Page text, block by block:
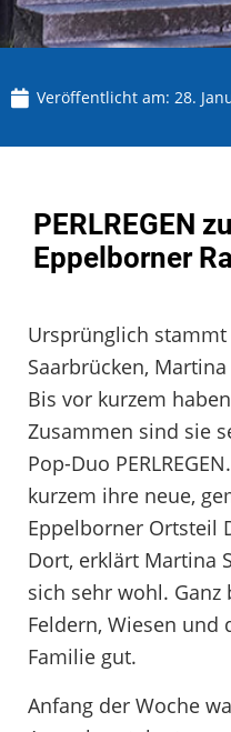
Veröffentlicht am: 28.
PERLREGEN
Eppelborner
Ursprünglich stammt
Saarbrücken,
Bis vor kurzem
Zusammen sind sie
Pop-Duo
kurzem ihre neue,
Eppelborner Ortsteil
Dort, erklärt Martina
sich sehr wohl. Ganz
Feldern, Wiesen und
Familie gut.
Anfang der Woche